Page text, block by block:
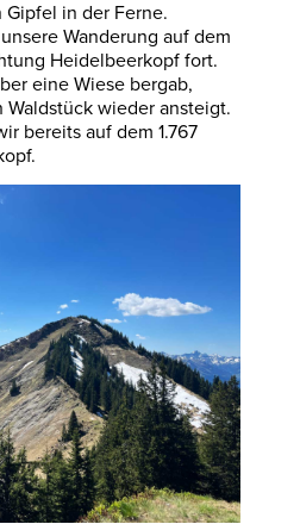
in der Ferne.
Wanderung auf dem
Heidelbeerkopf fort.
eine Wiese bergab,
wieder ansteigt.
bereits auf dem 1.767